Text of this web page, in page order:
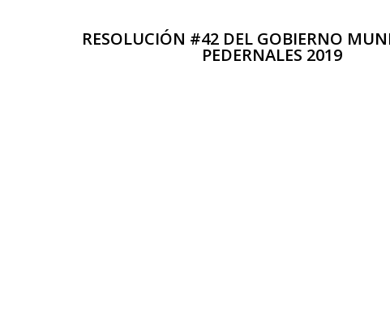
RESOLUCIÓN #42 DEL GOBIERNO
PEDERNALES 2019